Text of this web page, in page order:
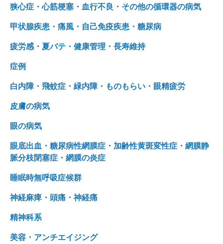
狭心症・心筋梗塞・血行不良・その他の循環器の病気
甲状腺疾患・痛風・自己免疫疾患・糖尿病
疲労感・夏バテ・健康管理・長寿維持
症例
白内障・飛蚊症・緑内障・ものもらい・眼精疲労
皮膚の病気
眼の病気
眼底出血・糖尿病性網膜症・加齢性黄斑変性症・網膜静
脈分枝閉塞症・網膜の炎症
睡眠時無呼吸症候群
神経麻痺・頭痛・神経痛
精神科系
美容・アンチエイジング